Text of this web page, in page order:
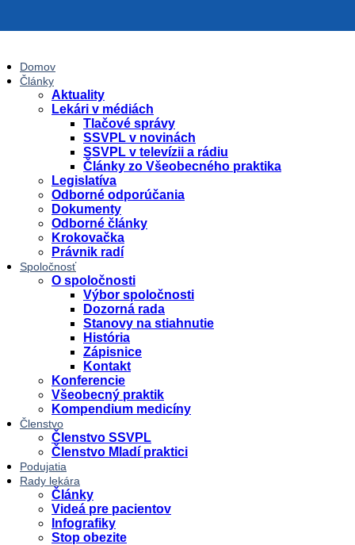
Domov
Články
Aktuality
Lekári v médiách
Tlačové správy
SSVPL v novinách
SSVPL v televízii a rádiu
Články zo Všeobecného praktika
Legislatíva
Odborné odporúčania
Dokumenty
Odborné články
Krokovačka
Právnik radí
Spoločnosť
O spoločnosti
Výbor spoločnosti
Dozorná rada
Stanovy na stiahnutie
História
Zápisnice
Kontakt
Konferencie
Všeobecný praktik
Kompendium medicíny
Členstvo
Členstvo SSVPL
Členstvo Mladí praktici
Podujatia
Rady lekára
Články
Videá pre pacientov
Infografiky
Stop obezite